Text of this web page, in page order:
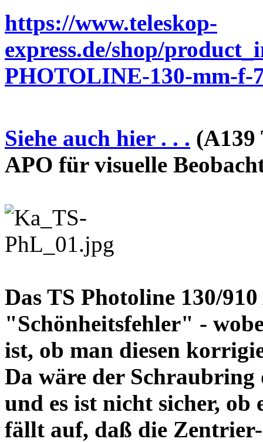
https://www.teleskop-
express.de/shop/
PHOTOLINE-130-mm-f-
Siehe auch hier . . . (A139
APO für visuelle
Das TS Photoline 130/
"Schönheitsfehler" -
ist, ob man diesen
Da wäre der
und es ist nicht sicher,
fällt auf, daß die Zentrier-